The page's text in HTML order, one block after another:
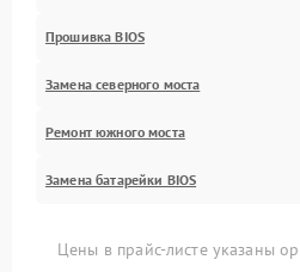
Прошивка BIOS
Замена северного моста
Ремонт южного моста
Замена батарейки BIOS
Цены в прайс-листе указаны